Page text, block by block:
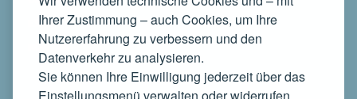
Ihrer Zustimmung – auch Cookies, um Ihre
Nutzererfahrung zu verbessern und den
Datenverkehr zu analysieren.
Sie können Ihre Einwilligung jederzeit über das
ESSEN
WEB TV
KONTAKTE
MACHEN SIE IHR UNTERNEHMEN BEKANNT
KONTAKTIEREN SIE UNS, UM ES AUF DIESER WEBSITE ZU